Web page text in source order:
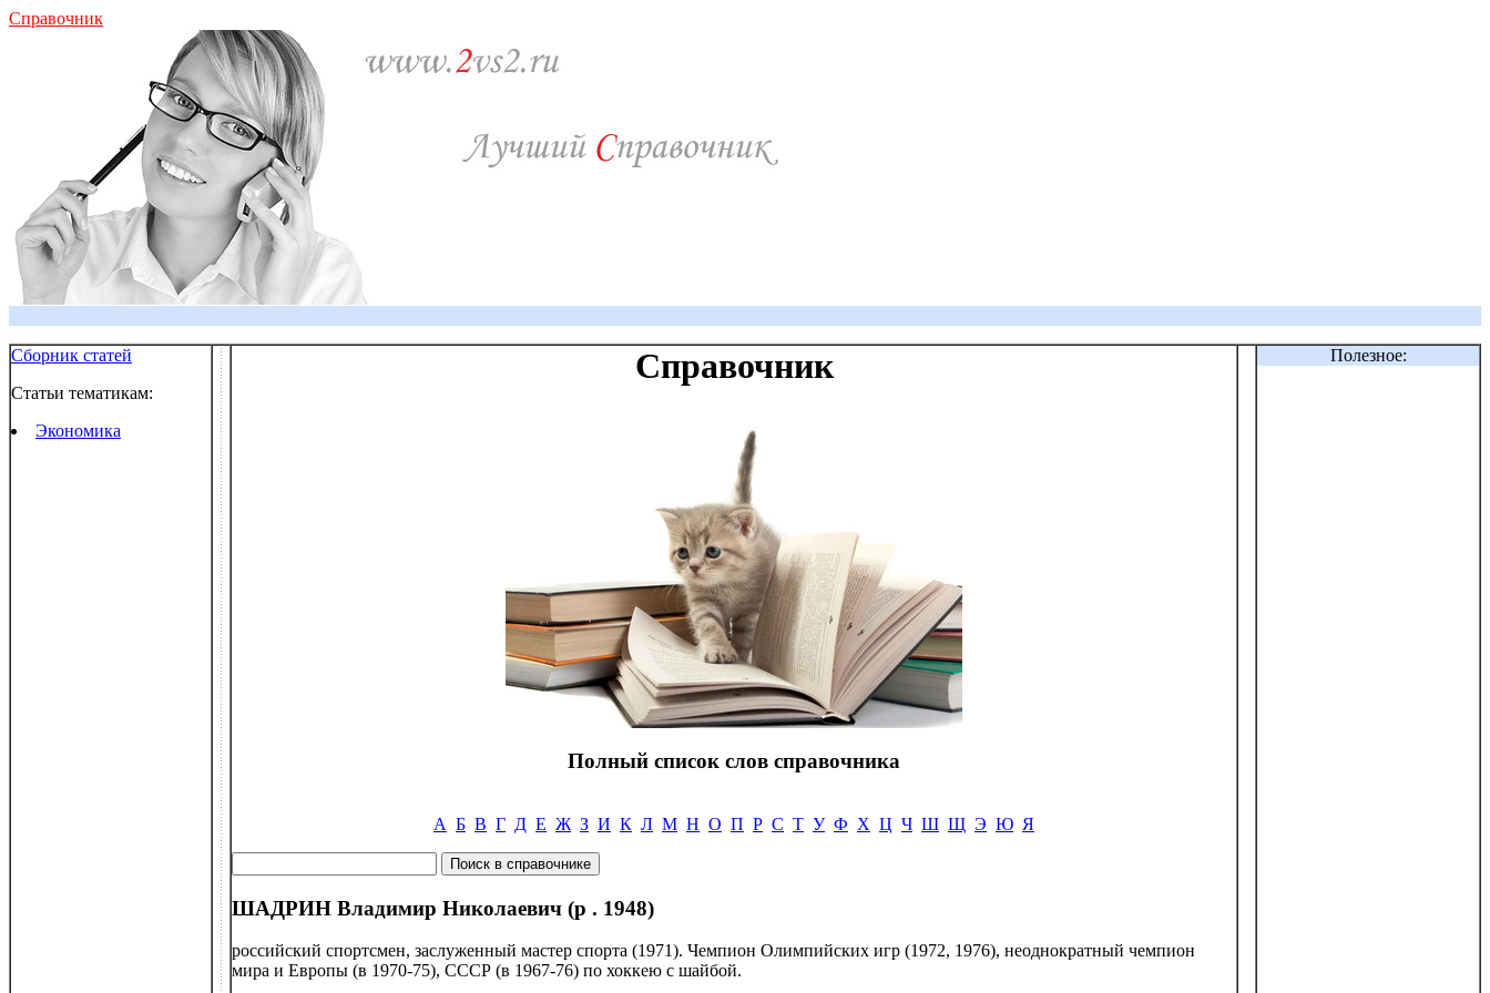
Справочник
Сборник статей
Статьи тематикам:
Экономика
Справочник
Полный список слов справочника
А Б В Г Д Е Ж З И К Л М Н О П Р С Т У Ф Х Ц Ч Ш Щ Э Ю Я
ШАДРИН Владимир Николаевич (р . 1948)
российский спортсмен, заслуженный мастер спорта (1971). Чемпион Олимпийских игр (1972, 1976), неоднократный чемпион
мира и Европы (в 1970-75), СССР (в 1967-76) по хоккею с шайбой.
Полезное: